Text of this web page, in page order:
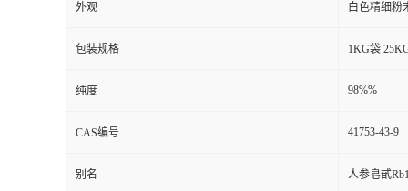
外观 白色精细粉
包装规格 1KG袋
纯度 98%%
CAS编号 41753-43-9
别名 人参皂甙Rb1